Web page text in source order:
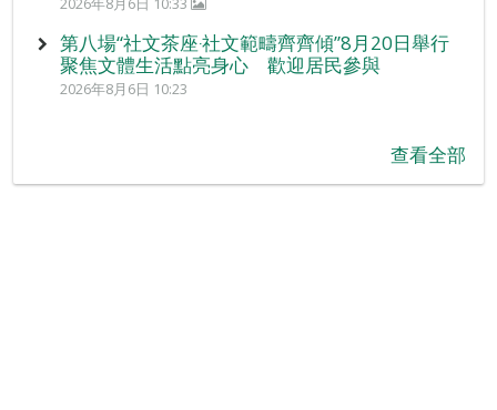
第八場“社文茶座‧社文範疇齊齊傾”8月20日舉行
聚焦文體生活點亮身心 歡迎居民參與
2026年8月6日 10:23
查看全部